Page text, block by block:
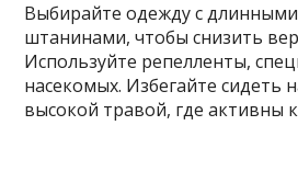
Выбирайте одежду с
штанинами, чтобы снизить
Используйте репелленты,
насекомых. Избегайте сидеть
высокой травой, где активны